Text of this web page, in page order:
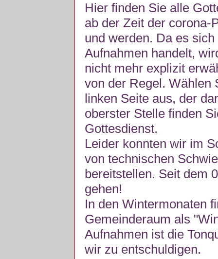
Hier finden Sie alle
ab der Zeit der corona-
und werden. Da es
Aufnahmen handelt,
nicht mehr explizit
von der Regel. Wählen
linken Seite aus, der
oberster Stelle finden
Gottesdienst.
Leider konnten wir im
von technischen
bereitstellen. Seit dem
gehen!
In den Wintermonaten
Gemeinderaum als
Aufnahmen ist die
wir zu entschuldigen.